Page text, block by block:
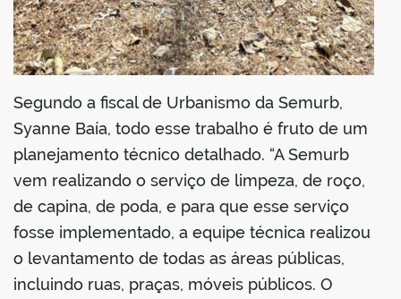
Segundo a fiscal de Urbanismo da Semurb,
Syanne Baía, todo esse trabalho é fruto de um
planejamento técnico detalhado. “A Semurb
vem realizando o serviço de limpeza, de roço,
de capina, de poda, e para que esse serviço
fosse implementado, a equipe técnica realizou
o levantamento de todas as áreas públicas,
incluindo ruas, praças, móveis públicos. O